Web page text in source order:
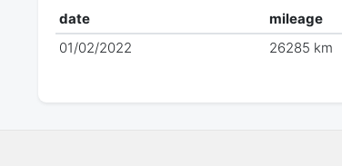
date mileage
01/02/2022
26285 km